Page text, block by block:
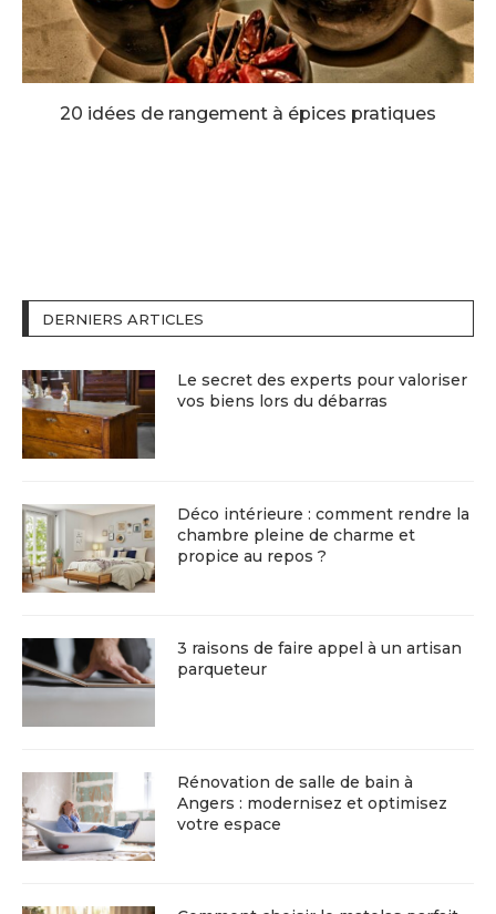
20 idées de rangement à épices pratiques
DERNIERS ARTICLES
Le secret des experts pour valoriser
vos biens lors du débarras
Déco intérieure : comment rendre la
chambre pleine de charme et
propice au repos ?
3 raisons de faire appel à un artisan
parqueteur
Rénovation de salle de bain à
Angers : modernisez et optimisez
votre espace